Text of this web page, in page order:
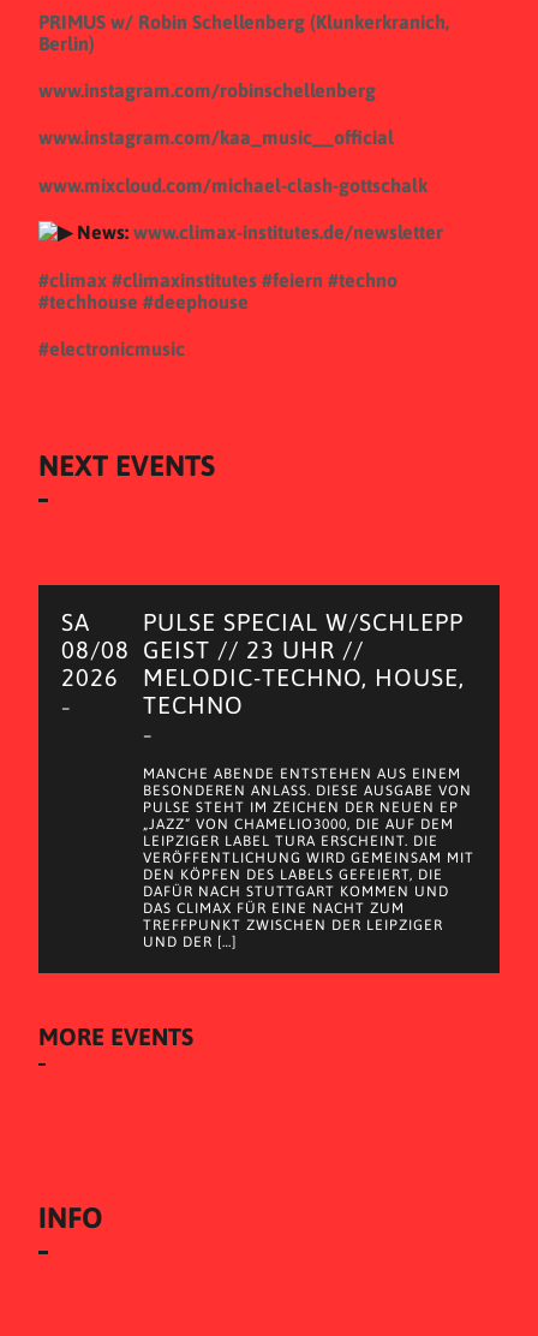
PRIMUS w/ Robin Schellenberg (Klunkerkranich,
Berlin)
www.instagram.com/robinschellenberg
www.instagram.com/kaa_music__official
www.mixcloud.com/michael-clash-gottschalk
News: www.climax-institutes.de/newsletter
#climax #climaxinstitutes #feiern #techno
#techhouse #deephouse
#electronicmusic
NEXT EVENTS
SA
08/08
2026
–
PULSE SPECIAL W/SCHLEPP
GEIST // 23 UHR //
MELODIC-TECHNO, HOUSE,
TECHNO
–
MANCHE ABENDE ENTSTEHEN AUS EINEM
BESONDEREN ANLASS. DIESE AUSGABE VON
PULSE STEHT IM ZEICHEN DER NEUEN EP
„JAZZ“ VON CHAMELIO3000, DIE AUF DEM
LEIPZIGER LABEL TURA ERSCHEINT. DIE
VERÖFFENTLICHUNG WIRD GEMEINSAM MIT
DEN KÖPFEN DES LABELS GEFEIERT, DIE
DAFÜR NACH STUTTGART KOMMEN UND
DAS CLIMAX FÜR EINE NACHT ZUM
TREFFPUNKT ZWISCHEN DER LEIPZIGER
UND DER […]
MORE EVENTS
INFO